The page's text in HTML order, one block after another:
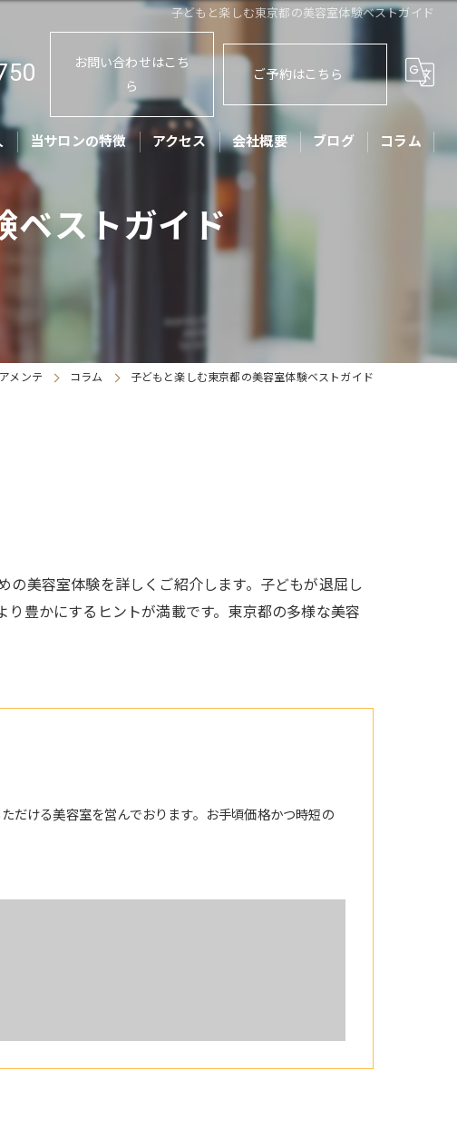
子どもと楽しむ東京都の美容室体験ベストガイド
お問い合わせはこち
ら
ご予約はこちら
当サロンの特徴
キッズカット
トリートメント
アクセス 会社概要 ブログ コラム
ベストガイド
メンテ コラム 子どもと楽しむ東京都の美容室体験ベストガイド
美容室体験を詳しくご紹介します。子どもが退屈し
豊かにするヒントが満載です。東京都の多様な美容
だける美容室を営んでおります。お手頃価格かつ時短の